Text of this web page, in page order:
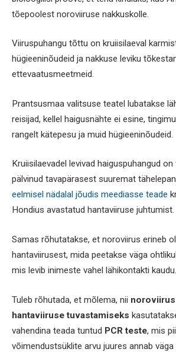
tõepoolest noroviiruse nakkuskolle.
Viiruspuhangu tõttu on kruiisilaeval
hügieeninõudeid ja nakkuse leviku
ettevaatusmeetmeid.
Prantsusmaa valitsuse teatel lubatakse
reisijad, kellel haigusnähte ei esine,
rangelt kätepesu ja muid hügieeninõudeid.
Kruiisilaevadel levivad haiguspuhangud on
pälvinud tavapärasest suuremat
eelmisel nädalal jõudis meediasse teade
Hondius avastatud hantaviiruse juhtumist.
Samas rõhutatakse, et noroviirus erineb
hantaviirusest, mida peetakse väga
mis levib inimeste vahel lähikontakti kaudu.
Tuleb rõhutada, et mõlema, nii
hantaviiruse tuvastamiseks
vahendina teada tuntud PCR teste, mis
võimendustsüklite arvu juures annab